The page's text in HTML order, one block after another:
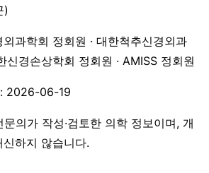
)
외과학회 정회원 · 대한척추신경외과
신경손상학회 정회원 · AMISS 정회원
: 2026-06-19
의가 작성·검토한 의학 정보이며, 개
신하지 않습니다.